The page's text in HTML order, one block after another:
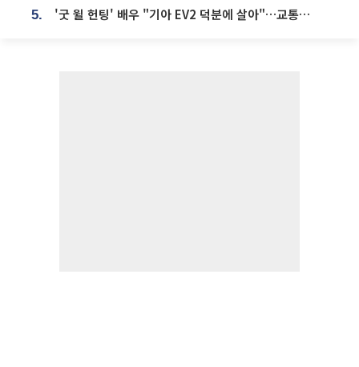
5. '굿 윌 헌팅' 배우 "기아 EV2 덕분에 살아"…교통사고 후 안전성 극찬